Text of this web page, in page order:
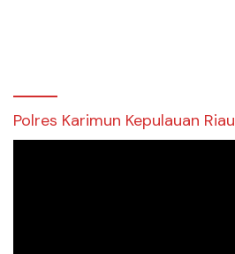
Polres Karimun Kepulauan Riau